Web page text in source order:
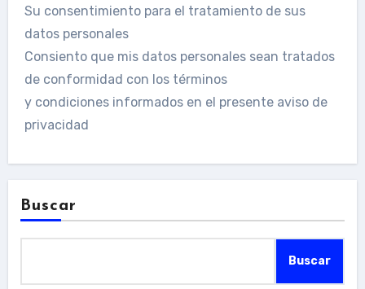
Su consentimiento para el tratamiento de sus
datos personales
Consiento que mis datos personales sean tratados
de conformidad con los términos
y condiciones informados en el presente aviso de
privacidad
Buscar
Buscar